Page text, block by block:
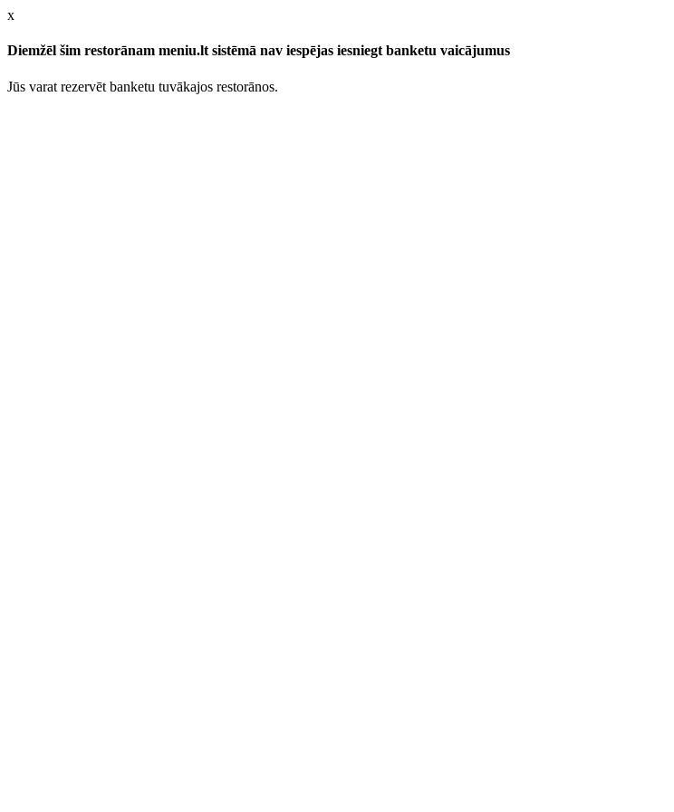
x
Diemžēl šim restorānam meniu.lt sistēmā nav iespējas iesniegt banketu vaicājumus
Jūs varat rezervēt banketu tuvākajos restorānos.